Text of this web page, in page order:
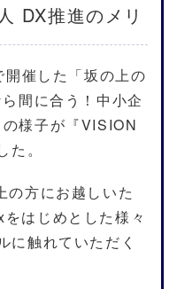
DX推進のメリ
催した「坂の上の
間に合う！中小企
様子が『VISION
。
の方にお越しいた
はじめとした様々
に触れていただく